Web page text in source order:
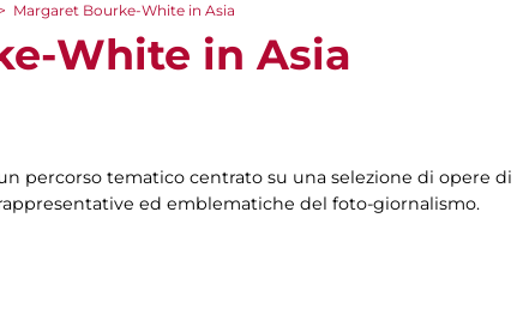
Margaret Bourke-White in Asia
White in Asia
percorso tematico centrato su una selezione di opere
ed emblematiche del foto-giornalismo.